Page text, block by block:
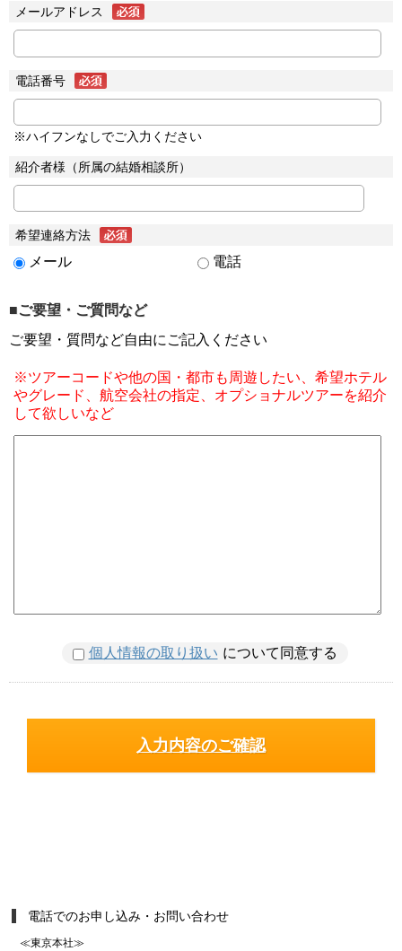
メールアドレス
電話番号
※ハイフンなしでご入力ください
紹介者様（所属の結婚相談所）
希望連絡方法
メール 電話
■ご要望・ご質問など
ご要望・質問など自由にご記入ください
※ツアーコードや他の国・都市も周遊したい、希望ホテル
やグレード、航空会社の指定、オプショナルツアーを紹介
して欲しいなど
個人情報の取り扱い について同意する
電話でのお申し込み・お問い合わせ
≪東京本社≫